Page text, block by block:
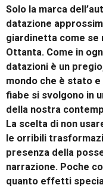
Solo la marca
datazione
giardinetta come se
Ottanta. Come in
datazioni è un
mondo che è stato
fiabe si svolgono in
della nostra
La scelta di non
le orribili
presenza della
narrazione. Poche
quanto effetti